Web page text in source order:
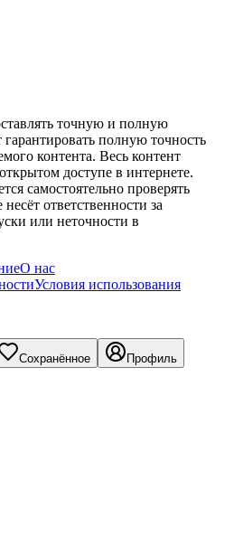
точную и полную
полную точность
контента. Весь контент
доступе в интернете.
самостоятельно проверять
ответственности за
или неточности в
О нас
Условия использования
Сохранённое Профиль